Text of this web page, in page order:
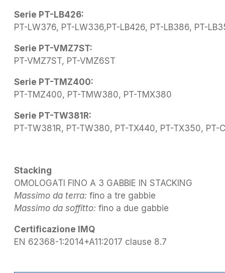
Serie PT-LB426:
PT-LW376, PT-LW336,PT-LB426, PT-LB386, PT-
Serie PT-VMZ7ST:
PT-VMZ7ST, PT-VMZ6ST
Serie PT-TMZ400:
PT-TMZ400, PT-TMW380, PT-TMX380
Serie PT-TW381R:
PT-TW381R, PT-TW380, PT-TX440, PT-TX350, PT-
Stacking
OMOLOGATI FINO A 3 GABBIE IN STACKING
Massimo da terra: fino a tre gabbie
Massimo da soffitto: fino a due gabbie
Certificazione IMQ
EN 62368-1:2014+A11:2017 clause 8.7